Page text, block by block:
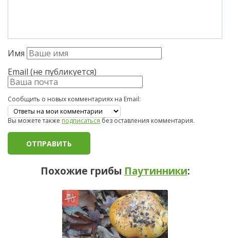
Имя
Email (не публикуется)
Сообщить о новых комментариях на Email:
Вы можете такжеподписатьсябез оставления комментария.
Похожие грибы Паутинники: